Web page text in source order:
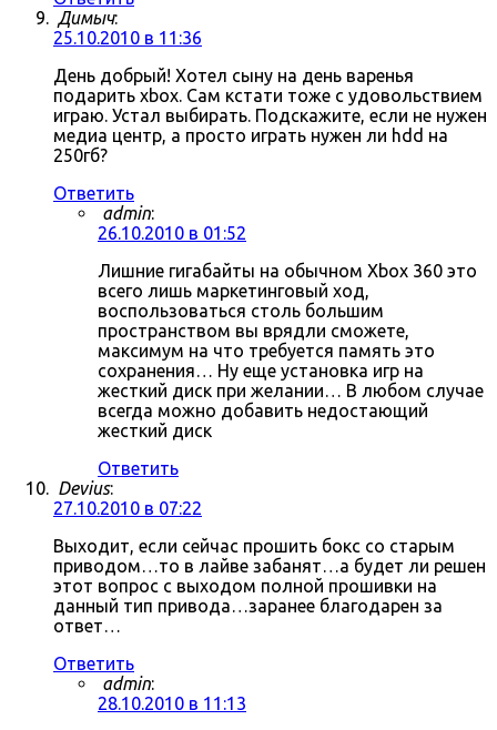
Димыч:
25.10.2010 в 11:36
День добрый! Хотел сыну на день варенья
подарить xbox. Сам кстати тоже с удовольствием
играю. Устал выбирать. Подскажите, если не нужен
медиа центр, а просто играть нужен ли hdd на
250гб?
Ответить
admin:
26.10.2010 в 01:52
Лишние гигабайты на обычном Xbox 360 это
всего лишь маркетинговый ход,
воспользоваться столь большим
пространством вы врядли сможете,
максимум на что требуется память это
сохранения… Ну еще установка игр на
жесткий диск при желании… В любом случае
всегда можно добавить недостающий
жесткий диск
Ответить
Devius:
27.10.2010 в 07:22
Выходит, если сейчас прошить бокс со старым
приводом…то в лайве забанят…а будет ли решен
этот вопрос с выходом полной прошивки на
данный тип привода…заранее благодарен за
ответ…
Ответить
admin:
28.10.2010 в 11:13